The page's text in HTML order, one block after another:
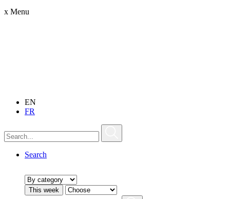
x Menu
EN
FR
Search
This week